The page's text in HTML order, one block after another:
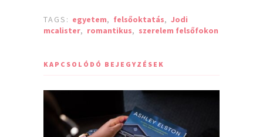
TAGS: egyetem, felsőoktatás, Jodi
mcalister, romantikus, szerelem felsőfokon
KAPCSOLÓDÓ BEJEGYZÉSEK